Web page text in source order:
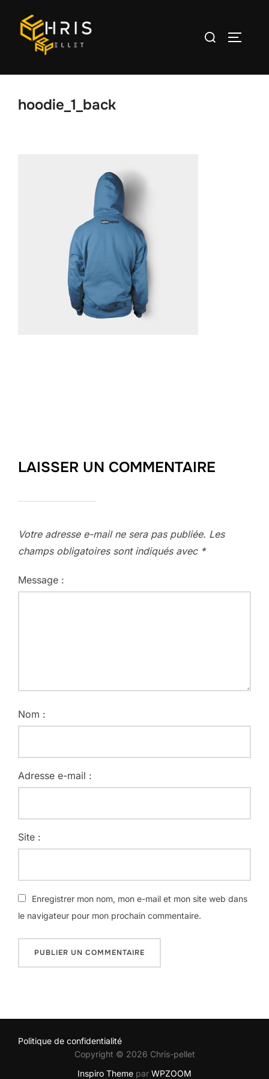
contenu
Rechercher :
hoodie_1_back
LAISSER UN COMMENTAIRE
Votre adresse e-mail ne sera pas publiée. Les
champs obligatoires sont indiqués avec *
Message :
Nom :
Adresse e-mail :
Site :
Enregistrer mon nom, mon e-mail et mon site web dans
le navigateur pour mon prochain commentaire.
Politique de confidentialité
Copyright © 2026 Chris-pellet
Inspiro Theme par WPZOOM